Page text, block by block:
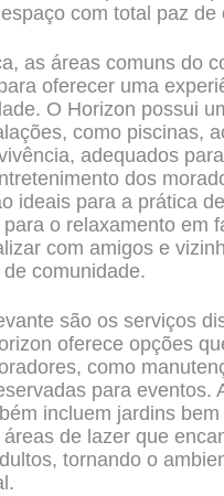
com total paz de
as áreas comuns do
oferecer uma
O Horizon possui
como piscinas,
adequados
dos
ideais para a prática de
o relaxamento em
com amigos e
comunidade.
são os serviços
oferece opções
como
para eventos.
incluem jardins
de lazer que
tornando o